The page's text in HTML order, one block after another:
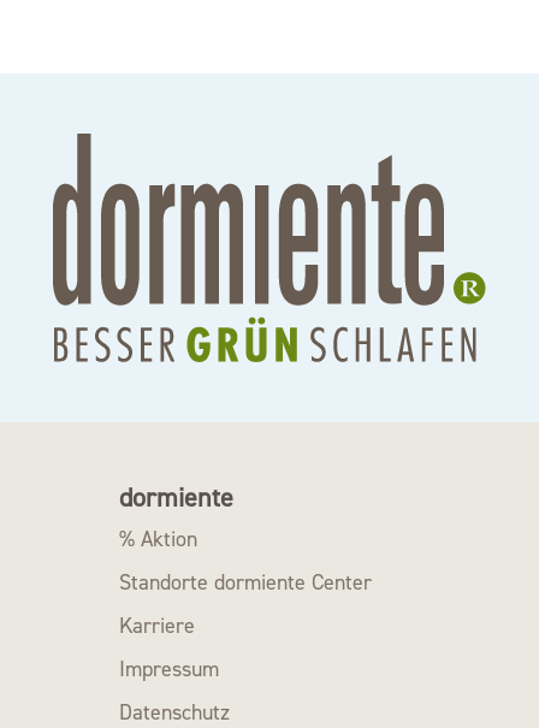
dormiente
% Aktion
Standorte dormiente Center
Karriere
Impressum
Datenschutz